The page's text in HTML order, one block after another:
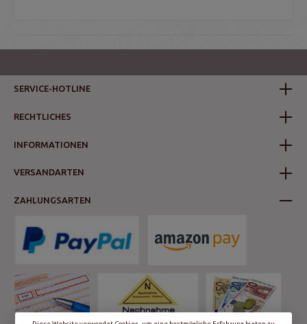
SERVICE-HOTLINE
RECHTLICHES
INFORMATIONEN
VERSANDARTEN
ZAHLUNGSARTEN